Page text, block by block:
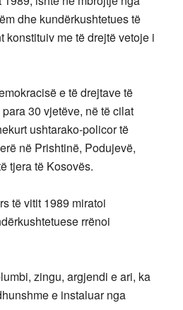
dhe kundërkushtetues të
konstituiv me të drejtë vetoje i
e të drejtave të
30 vjetëve, në të cilat
ushtarako-policor të
në Prishtinë, Podujevë,
tjera të Kosovës.
të vitit 1989 miratoi
rrënoi
zingu, argjendi e ari, ka
e instaluar nga